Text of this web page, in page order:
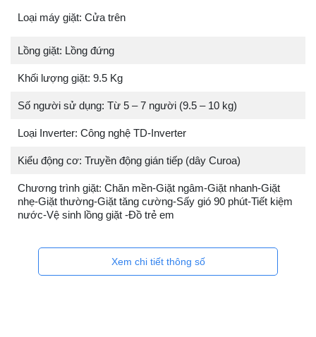
Loại máy giặt: Cửa trên
Lồng giặt: Lồng đứng
Khối lượng giặt: 9.5 Kg
Số người sử dụng: Từ 5 – 7 người (9.5 – 10 kg)
Loại Inverter: Công nghệ TD-Inverter
Kiểu động cơ: Truyền động gián tiếp (dây Curoa)
Chương trình giặt: Chăn mền-Giặt ngâm-Giặt nhanh-Giặt
nhẹ-Giặt thường-Giặt tăng cường-Sấy gió 90 phút-Tiết kiệm
nước-Vệ sinh lồng giặt -Đồ trẻ em
Xem chi tiết thông số